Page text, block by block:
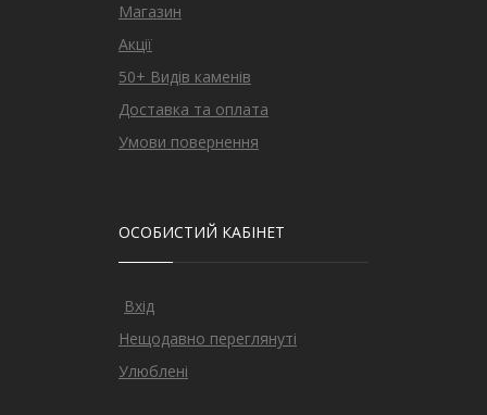
Магазин
Акції
50+ Видів каменів
Доставка та оплата
Умови повернення
ОСОБИСТИЙ КАБІНЕТ
Вхід
Нещодавно переглянуті
Улюблені